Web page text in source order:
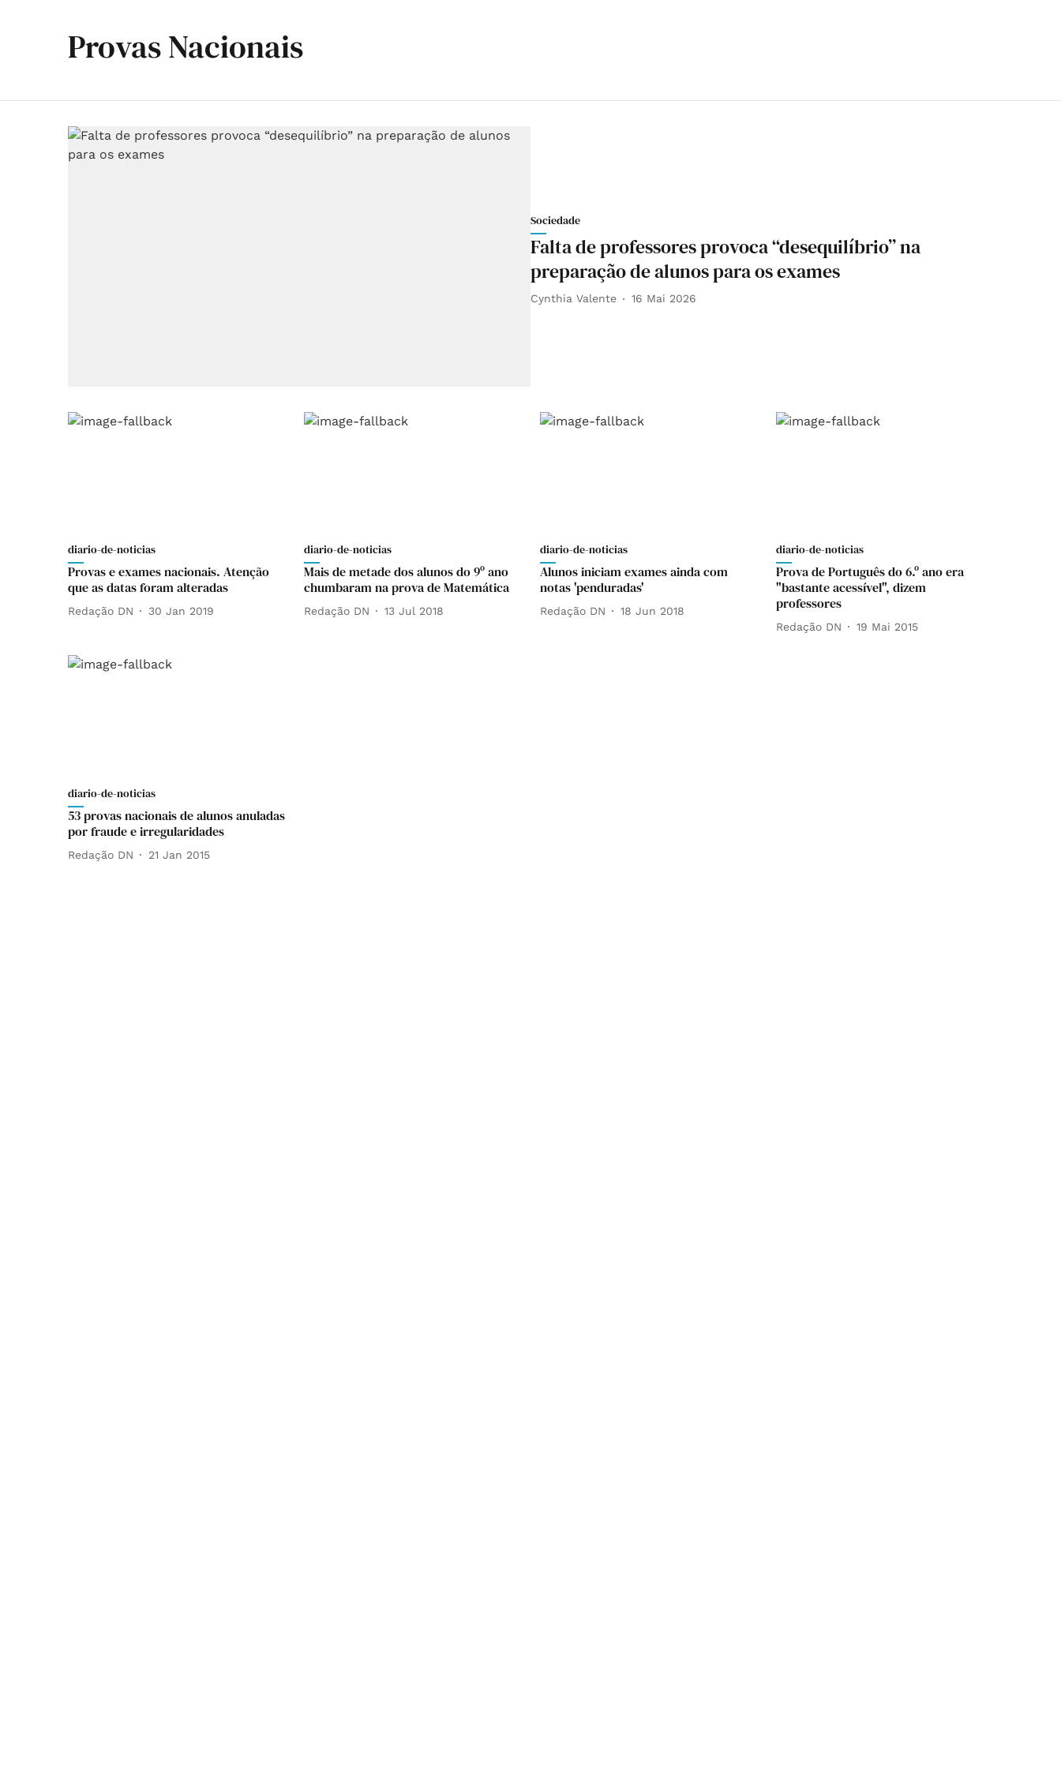
Provas Nacionais
Sociedade
Falta de professores provoca “desequilíbrio” na
preparação de alunos para os exames
Cynthia Valente 16 Mai 2026
diario-de-noticias
Provas e exames nacionais. Atenção
que as datas foram alteradas
Redação DN 30 Jan 2019
diario-de-noticias
Mais de metade dos alunos do 9º ano
chumbaram na prova de Matemática
Redação DN 13 Jul 2018
diario-de-noticias
Alunos iniciam exames ainda com
notas 'penduradas'
Redação DN 18 Jun 2018
diario-de-noticias
Prova de Português do 6.º ano era
"bastante acessível", dizem
professores
Redação DN 19 Mai 2015
diario-de-noticias
53 provas nacionais de alunos anuladas
por fraude e irregularidades
Redação DN 21 Jan 2015